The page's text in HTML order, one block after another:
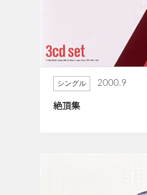
シングル 2000.9
絶頂集